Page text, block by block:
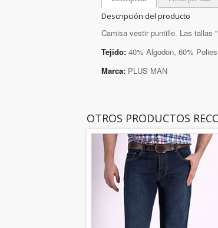
Descripción del producto
Camisa vestir puntille. Las tallas
Tejido: 40% Algodon, 60%
Marca: PLUS MAN
OTROS PRODUCTOS